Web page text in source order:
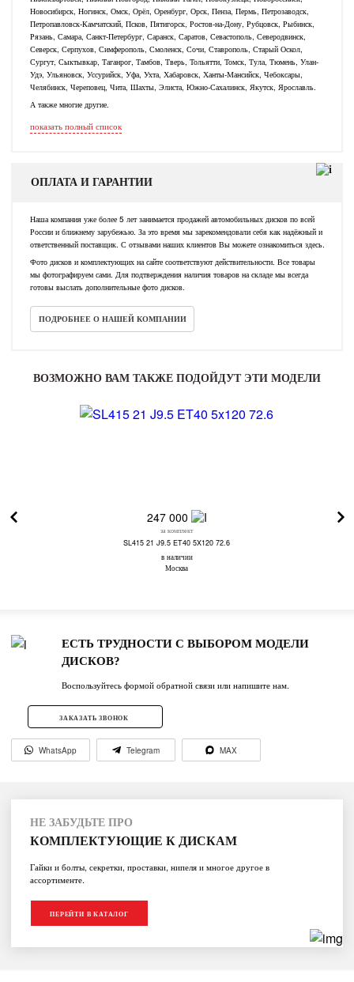
Новосибирск, Ногинск, Омск, Орёл, Оренбург, Орск, Пенза, Пермь, Петрозаводск,
Петропавловск-Камчатский, Псков, Пятигорск, Ростов-на-Дону, Рубцовск, Рыбинск,
Рязань, Самара, Санкт-Петербург, Саранск, Саратов, Севастополь, Северодвинск,
Северск, Серпухов, Симферополь, Смоленск, Сочи, Ставрополь, Старый Оскол,
Сургут, Сыктывкар, Таганрог, Тамбов, Тверь, Тольятти, Томск, Тула, Тюмень, Улан-
Удэ, Ульяновск, Уссурийск, Уфа, Ухта, Хабаровск, Ханты-Мансийск, Чебоксары,
Челябинск, Череповец, Чита, Шахты, Элиста, Южно-Сахалинск, Якутск, Ярославль.
А также многие другие.
показать полный список
ОПЛАТА И ГАРАНТИИ
Наша компания уже более 5 лет занимается продажей автомобильных дисков по всей
России и ближнему зарубежью. За это время мы зарекомендовали себя как надёжный и
ответственный поставщик. С отзывами наших клиентов Вы можете ознакомиться здесь.
Фото дисков и комплектующих на сайте соответствуют действительности. Все товары
мы фотографируем сами. Для подтверждения наличия товаров на складе мы всегда
готовы выслать дополнительные фото дисков.
ПОДРОБНЕЕ О НАШЕЙ КОМПАНИИ
ВОЗМОЖНО ВАМ ТАКЖЕ ПОДОЙДУТ ЭТИ МОДЕЛИ
247 000
за комплект
SL415 21 J9.5 ET40 5X120 72.6
в наличии
Москва
ЕСТЬ ТРУДНОСТИ С ВЫБОРОМ МОДЕЛИ
ДИСКОВ?
Воспользуйтесь формой обратной связи или напишите нам.
ЗАКАЗАТЬ ЗВОНОК
WhatsApp Telegram MAX
НЕ ЗАБУДЬТЕ ПРО
КОМПЛЕКТУЮЩИЕ К ДИСКАМ
Гайки и болты, секретки, проставки, нипеля и многое другое в
ассортименте.
ПЕРЕЙТИ В КАТАЛОГ